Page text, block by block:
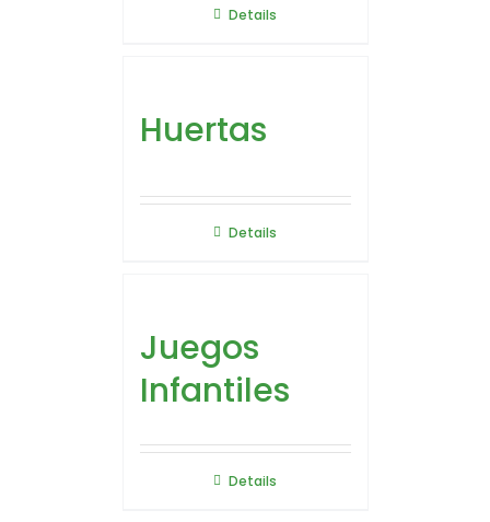
Details
Huertas
Details
Juegos
Infantiles
Details